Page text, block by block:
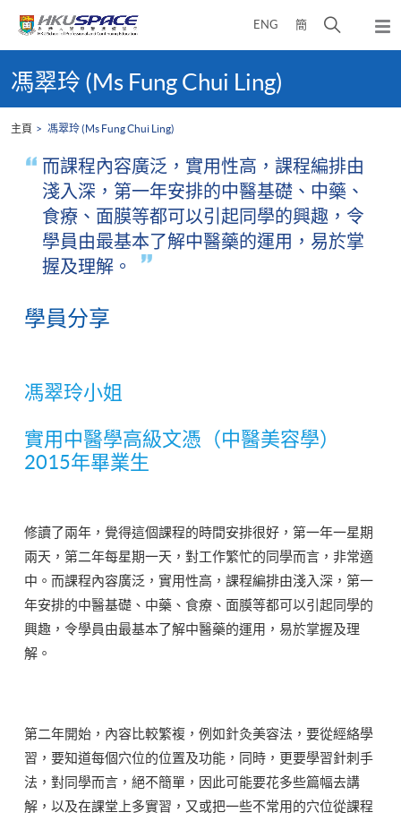
ENG 簡
開
彈
出
單
content
start馮翠玲 (Ms Fung Chui Ling)
主頁 馮翠玲 (Ms Fung Chui Ling)
而課程內容廣泛，實用性高，課程編排由
淺入深，第一年安排的中醫基礎、中藥、
食療、面膜等都可以引起同學的興趣，令
學員由最基本了解中醫藥的運用，易於掌
握及理解。
學員分享
馮翠玲小姐
實用中醫學高級文憑（中醫美容學）
2015年畢業生
修讀了兩年，覺得這個課程的時間安排很好，第一年一星期
兩天，第二年每星期一天，對工作繁忙的同學而言，非常適
中。而課程內容廣泛，實用性高，課程編排由淺入深，第一
年安排的中醫基礎、中藥、食療、面膜等都可以引起同學的
興趣，令學員由最基本了解中醫藥的運用，易於掌握及理
解。
第二年開始，內容比較繁複，例如針灸美容法，要從經絡學
習，要知道每個穴位的位置及功能，同時，更要學習針刺手
法，對同學而言，絕不簡單，因此可能要花多些篇幅去講
解，以及在課堂上多實習，又或把一些不常用的穴位從課程